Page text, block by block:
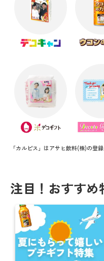
「カルピス」はアサヒ飲料(株)の登録
注目！おすすめ